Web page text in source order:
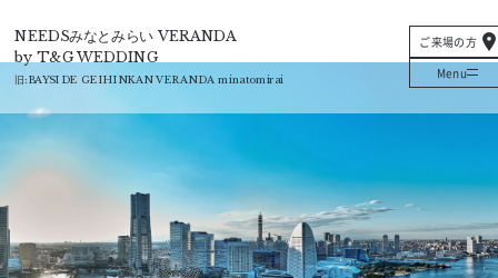
NEEDSみなとみらい VERANDA
by T&G WEDDING
旧:BAYSIDE GEIHINKAN VERANDA minatomirai
ご来場の方
Menu